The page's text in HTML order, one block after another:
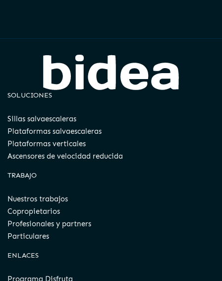
SOLUCIONES
Sillas salvaescaleras
Plataformas salvaescaleras
Plataformas verticales
Ascensores de velocidad reducida
TRABAJO
Nuestros trabajos
Copropietarios
Profesionales y partners
Particulares
ENLACES